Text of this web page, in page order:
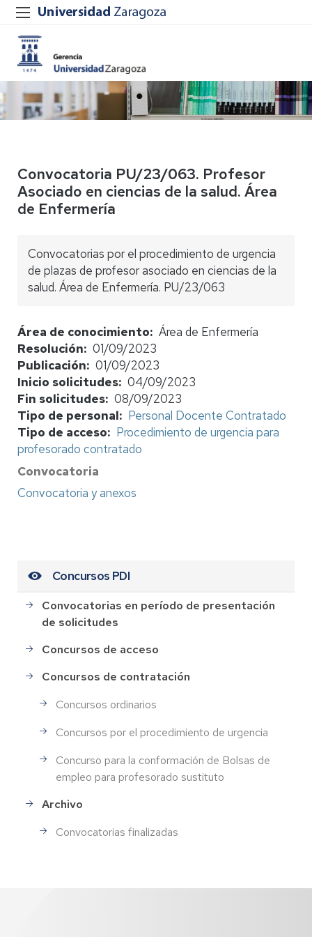
Convocatoria PU/23/063. Profesor
Asociado en ciencias de la salud. Área
de Enfermería
Convocatorias por el procedimiento de urgencia
de plazas de profesor asociado en ciencias de la
salud. Área de Enfermería. PU/23/063
Área de conocimiento
Área de Enfermería
Resolución
01/09/2023
Publicación
01/09/2023
Inicio solicitudes 04/09/2023
Fin solicitudes 08/09/2023
Tipo de personal
Personal Docente Contratado
Tipo de acceso
Procedimiento de urgencia para
profesorado contratado
Convocatoria
Convocatoria y anexos
Concursos PDI
Convocatorias en período de presentación
de solicitudes
Concursos de acceso
Concursos de contratación
Concursos ordinarios
Concursos por el procedimiento de urgencia
Concurso para la conformación de Bolsas de
empleo para profesorado sustituto
Archivo
Convocatorias finalizadas